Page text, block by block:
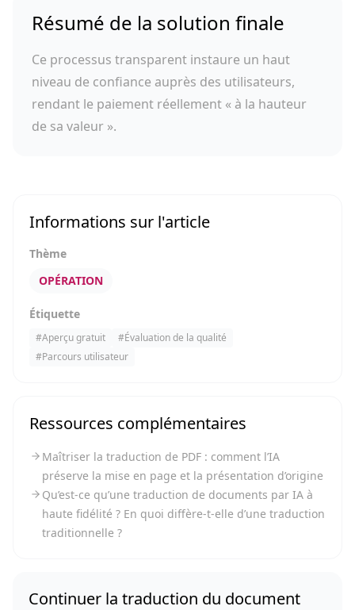
Résumé de la solution finale
Ce processus transparent instaure un haut
niveau de confiance auprès des utilisateurs,
rendant le paiement réellement « à la hauteur
de sa valeur ».
Informations sur l'article
Thème
OPÉRATION
Étiquette
#Aperçu gratuit #Évaluation de la qualité
#Parcours utilisateur
Ressources complémentaires
Maîtriser la traduction de PDF : comment l’IA
préserve la mise en page et la présentation d’origine
Qu’est-ce qu’une traduction de documents par IA à
haute fidélité ? En quoi diffère-t-elle d’une traduction
traditionnelle ?
Continuer la traduction du document